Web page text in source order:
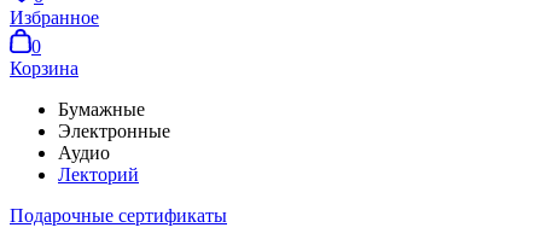
Избранное
0
Корзина
Бумажные
Электронные
Аудио
Лекторий
Подарочные сертификаты